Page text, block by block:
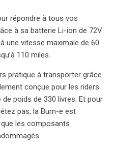
répondre à tous vos
à sa batterie Li-ion de 72V
une vitesse maximale de 60
110 miles.
pratique à transporter grâce
conçue pour les riders
poids de 330 livres. Et pour
pas, la Burn-e est
que les composants